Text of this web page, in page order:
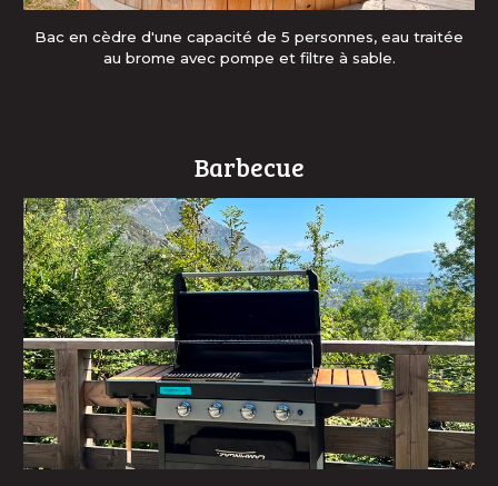
Bac en cèdre d'une capacité de 5 personnes, eau traitée
au brome avec pompe et filtre à sable.
Barbecue